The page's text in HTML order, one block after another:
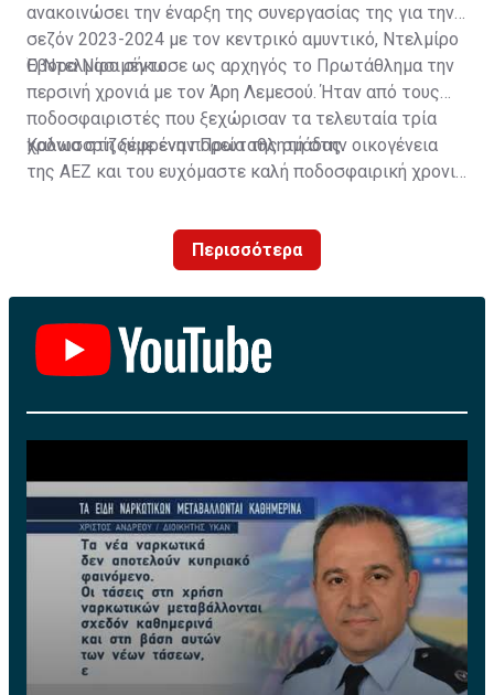
ανακοινώσει την έναρξη της συνεργασίας της για την
σεζόν 2023-2024 με τον κεντρικό αμυντικό, Ντελμίρο
Έβορα Νασιμέντο.
Ο Ντελμίρο σήκωσε ως αρχηγός το Πρωτάθλημα την
περσινή χρονιά με τον Άρη Λεμεσού. Ήταν από τους
ποδοσφαιριστές που ξεχώρισαν τα τελευταία τρία
χρόνια στη ξέφρενη πορεία της ομάδας.
Καλωσορίζουμε έναν Πρωταθλητή στην οικογένεια
της ΑΕΖ και του ευχόμαστε καλή ποδοσφαιρική χρονιά
Περισσότερα